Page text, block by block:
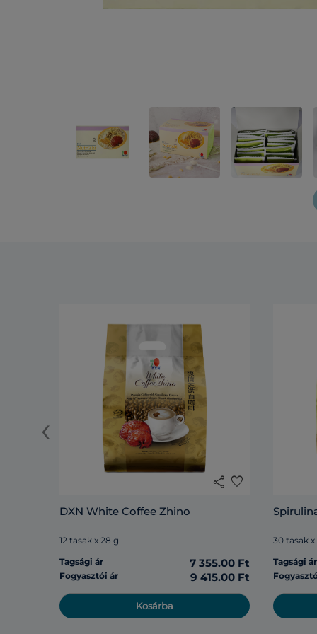
share favorite
DXN White Coffee Zhino
12 tasak x 28 g
Tagsági ár
7 355.00 Ft
Fogyasztói ár 9 415.00 Ft
Kosárba
30 tasak x
Tagsági ár
‹